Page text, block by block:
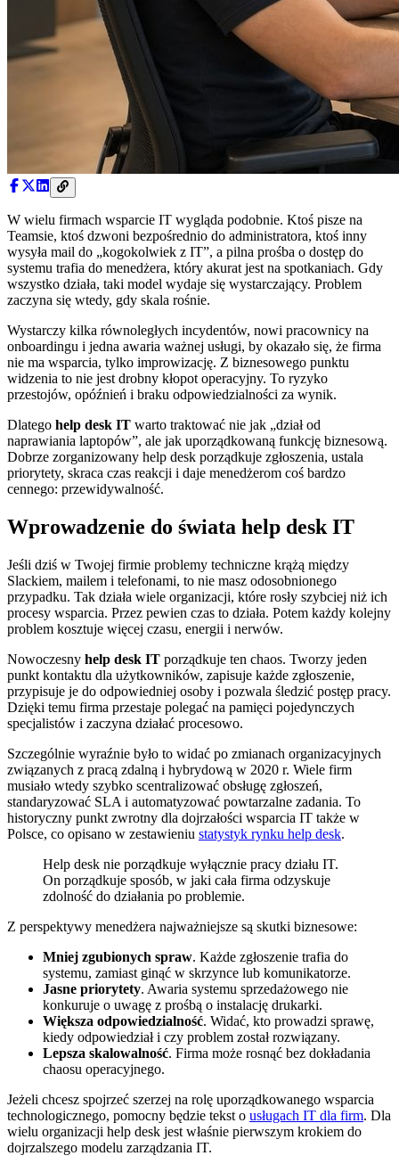
W wielu firmach wsparcie IT wygląda podobnie. Ktoś pisze na
Teamsie, ktoś dzwoni bezpośrednio do administratora, ktoś inny
wysyła mail do „kogokolwiek z IT”, a pilna prośba o dostęp do
systemu trafia do menedżera, który akurat jest na spotkaniach. Gdy
wszystko działa, taki model wydaje się wystarczający. Problem
zaczyna się wtedy, gdy skala rośnie.
Wystarczy kilka równoległych incydentów, nowi pracownicy na
onboardingu i jedna awaria ważnej usługi, by okazało się, że firma
nie ma wsparcia, tylko improwizację. Z biznesowego punktu
widzenia to nie jest drobny kłopot operacyjny. To ryzyko
przestojów, opóźnień i braku odpowiedzialności za wynik.
Dlatego help desk IT warto traktować nie jak „dział od
naprawiania laptopów”, ale jak uporządkowaną funkcję biznesową.
Dobrze zorganizowany help desk porządkuje zgłoszenia, ustala
priorytety, skraca czas reakcji i daje menedżerom coś bardzo
cennego: przewidywalność.
Wprowadzenie do świata help desk IT
Jeśli dziś w Twojej firmie problemy techniczne krążą między
Slackiem, mailem i telefonami, to nie masz odosobnionego
przypadku. Tak działa wiele organizacji, które rosły szybciej niż ich
procesy wsparcia. Przez pewien czas to działa. Potem każdy kolejny
problem kosztuje więcej czasu, energii i nerwów.
Nowoczesny help desk IT porządkuje ten chaos. Tworzy jeden
punkt kontaktu dla użytkowników, zapisuje każde zgłoszenie,
przypisuje je do odpowiedniej osoby i pozwala śledzić postęp pracy.
Dzięki temu firma przestaje polegać na pamięci pojedynczych
specjalistów i zaczyna działać procesowo.
Szczególnie wyraźnie było to widać po zmianach organizacyjnych
związanych z pracą zdalną i hybrydową w 2020 r. Wiele firm
musiało wtedy szybko scentralizować obsługę zgłoszeń,
standaryzować SLA i automatyzować powtarzalne zadania. To
historyczny punkt zwrotny dla dojrzałości wsparcia IT także w
Polsce, co opisano w zestawieniu statystyk rynku help desk.
Help desk nie porządkuje wyłącznie pracy działu IT.
On porządkuje sposób, w jaki cała firma odzyskuje
zdolność do działania po problemie.
Z perspektywy menedżera najważniejsze są skutki biznesowe:
Mniej zgubionych spraw. Każde zgłoszenie trafia do
systemu, zamiast ginąć w skrzynce lub komunikatorze.
Jasne priorytety. Awaria systemu sprzedażowego nie
konkuruje o uwagę z prośbą o instalację drukarki.
Większa odpowiedzialność. Widać, kto prowadzi sprawę,
kiedy odpowiedział i czy problem został rozwiązany.
Lepsza skalowalność. Firma może rosnąć bez dokładania
chaosu operacyjnego.
Jeżeli chcesz spojrzeć szerzej na rolę uporządkowanego wsparcia
technologicznego, pomocny będzie tekst o usługach IT dla firm. Dla
wielu organizacji help desk jest właśnie pierwszym krokiem do
dojrzalszego modelu zarządzania IT.